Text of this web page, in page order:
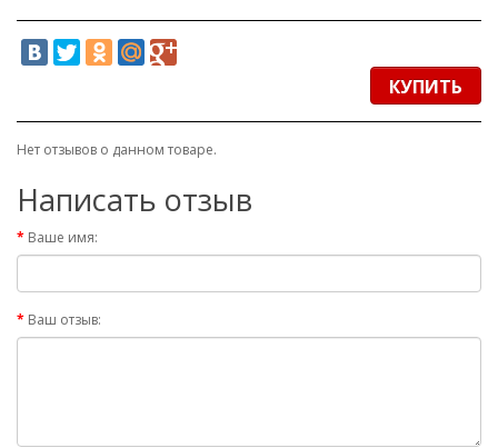
КУПИТЬ
Нет отзывов о данном товаре.
Написать отзыв
Ваше имя:
Ваш отзыв: